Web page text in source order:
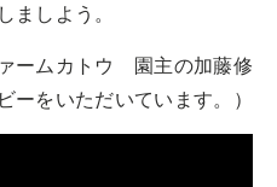
ましよう。
ームカトウ 園主の加藤修
ーをいただいています。）